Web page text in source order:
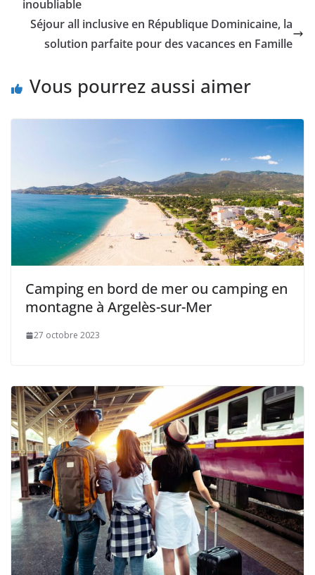
inoubliable
Séjour all inclusive en République Dominicaine, la
solution parfaite pour des vacances en Famille
Vous pourrez aussi aimer
Camping en bord de mer ou camping en
montagne à Argelès-sur-Mer
27 octobre 2023